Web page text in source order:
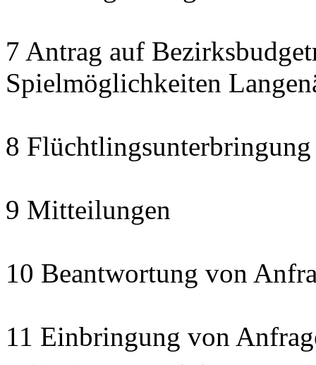
7 Antrag auf
Spielmöglichkeiten
8
9 Mitteilungen
10 Beantwortung von
11 Einbringung von